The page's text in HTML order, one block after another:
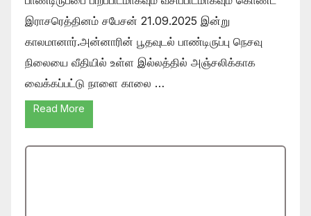
இராசரெத்தினம் சபேசன் 21.09.2025 இன்று
காலமானார்.அன்னாரின் பூதவுடல் பாண்டிருப்பு நெசவு
நிலையை வீதியில் உள்ள இல்லத்தில் அஞ்சலிக்காக
வைக்கப்பட்டு நாளை காலை …
Read More